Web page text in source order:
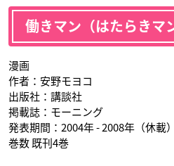
働きマン（はたらきマ
漫画
作者：安野モヨコ
出版社：講談社
掲載誌：モーニング
発表期間：2004年 - 2008年（休載）
巻数 既刊4巻